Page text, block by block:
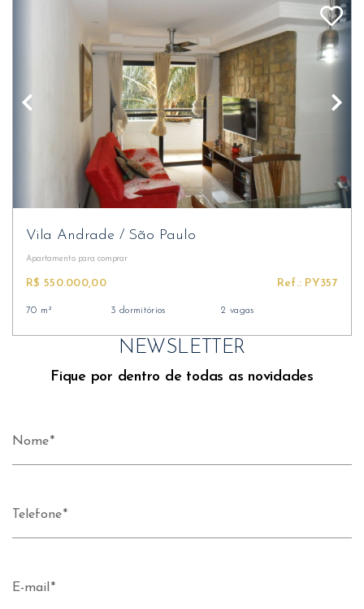
Vila Andrade / São Paulo
Apartamento para comprar
R$ 550.000,00 Ref.: PY357
70 m² 3 dormitórios 2 vagas
NEWSLETTER
Fique por dentro de todas as novidades
Nome
Telefone
E-mail